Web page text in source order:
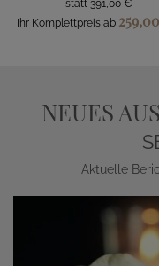
statt 391,00 €
Ihr Komplettpreis ab
NEUES
Aktuelle